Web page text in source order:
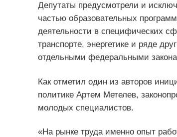
Депутаты предусмотрели и
частью образовательных
деятельности в специфических
транспорте, энергетике и ряде
отдельными федеральными
Как отметил один из авторов
политике Артем Метелев,
молодых специалистов.
«На рынке труда именно опыт